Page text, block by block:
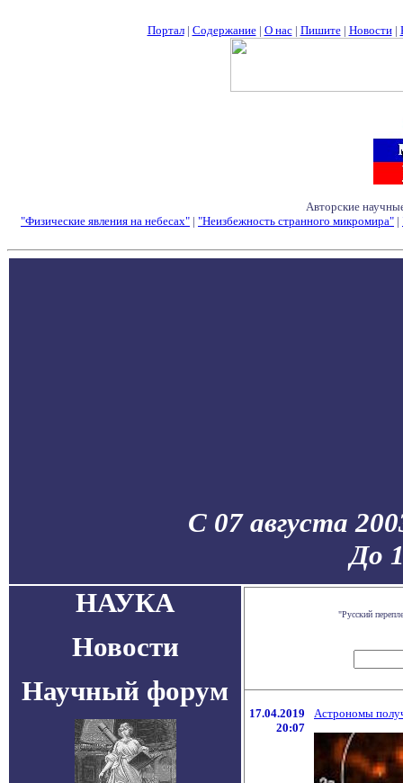
Портал| Содержание| О нас| Пишите| Новости|
Авторские
"Физические явления на небесах" | "Неизбежность странного микромира" |
С 07 августа
До
НАУКА
Новости
Научный форум
"Русский
17.04.2019
20:07
Астрономы